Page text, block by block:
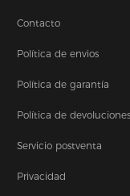
Contacto
Política de envios
Política de garantía
Política de devoluciones
Servicio postventa
Privacidad